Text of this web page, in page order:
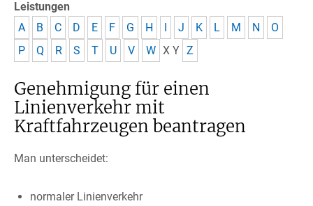
Leistungen
A
B C D E F G H I J K L M N
O
P
Q R S T U V W X Y Z
Genehmigung für einen
Linienverkehr mit
Kraftfahrzeugen beantragen
Man unterscheidet:
normaler Linienverkehr